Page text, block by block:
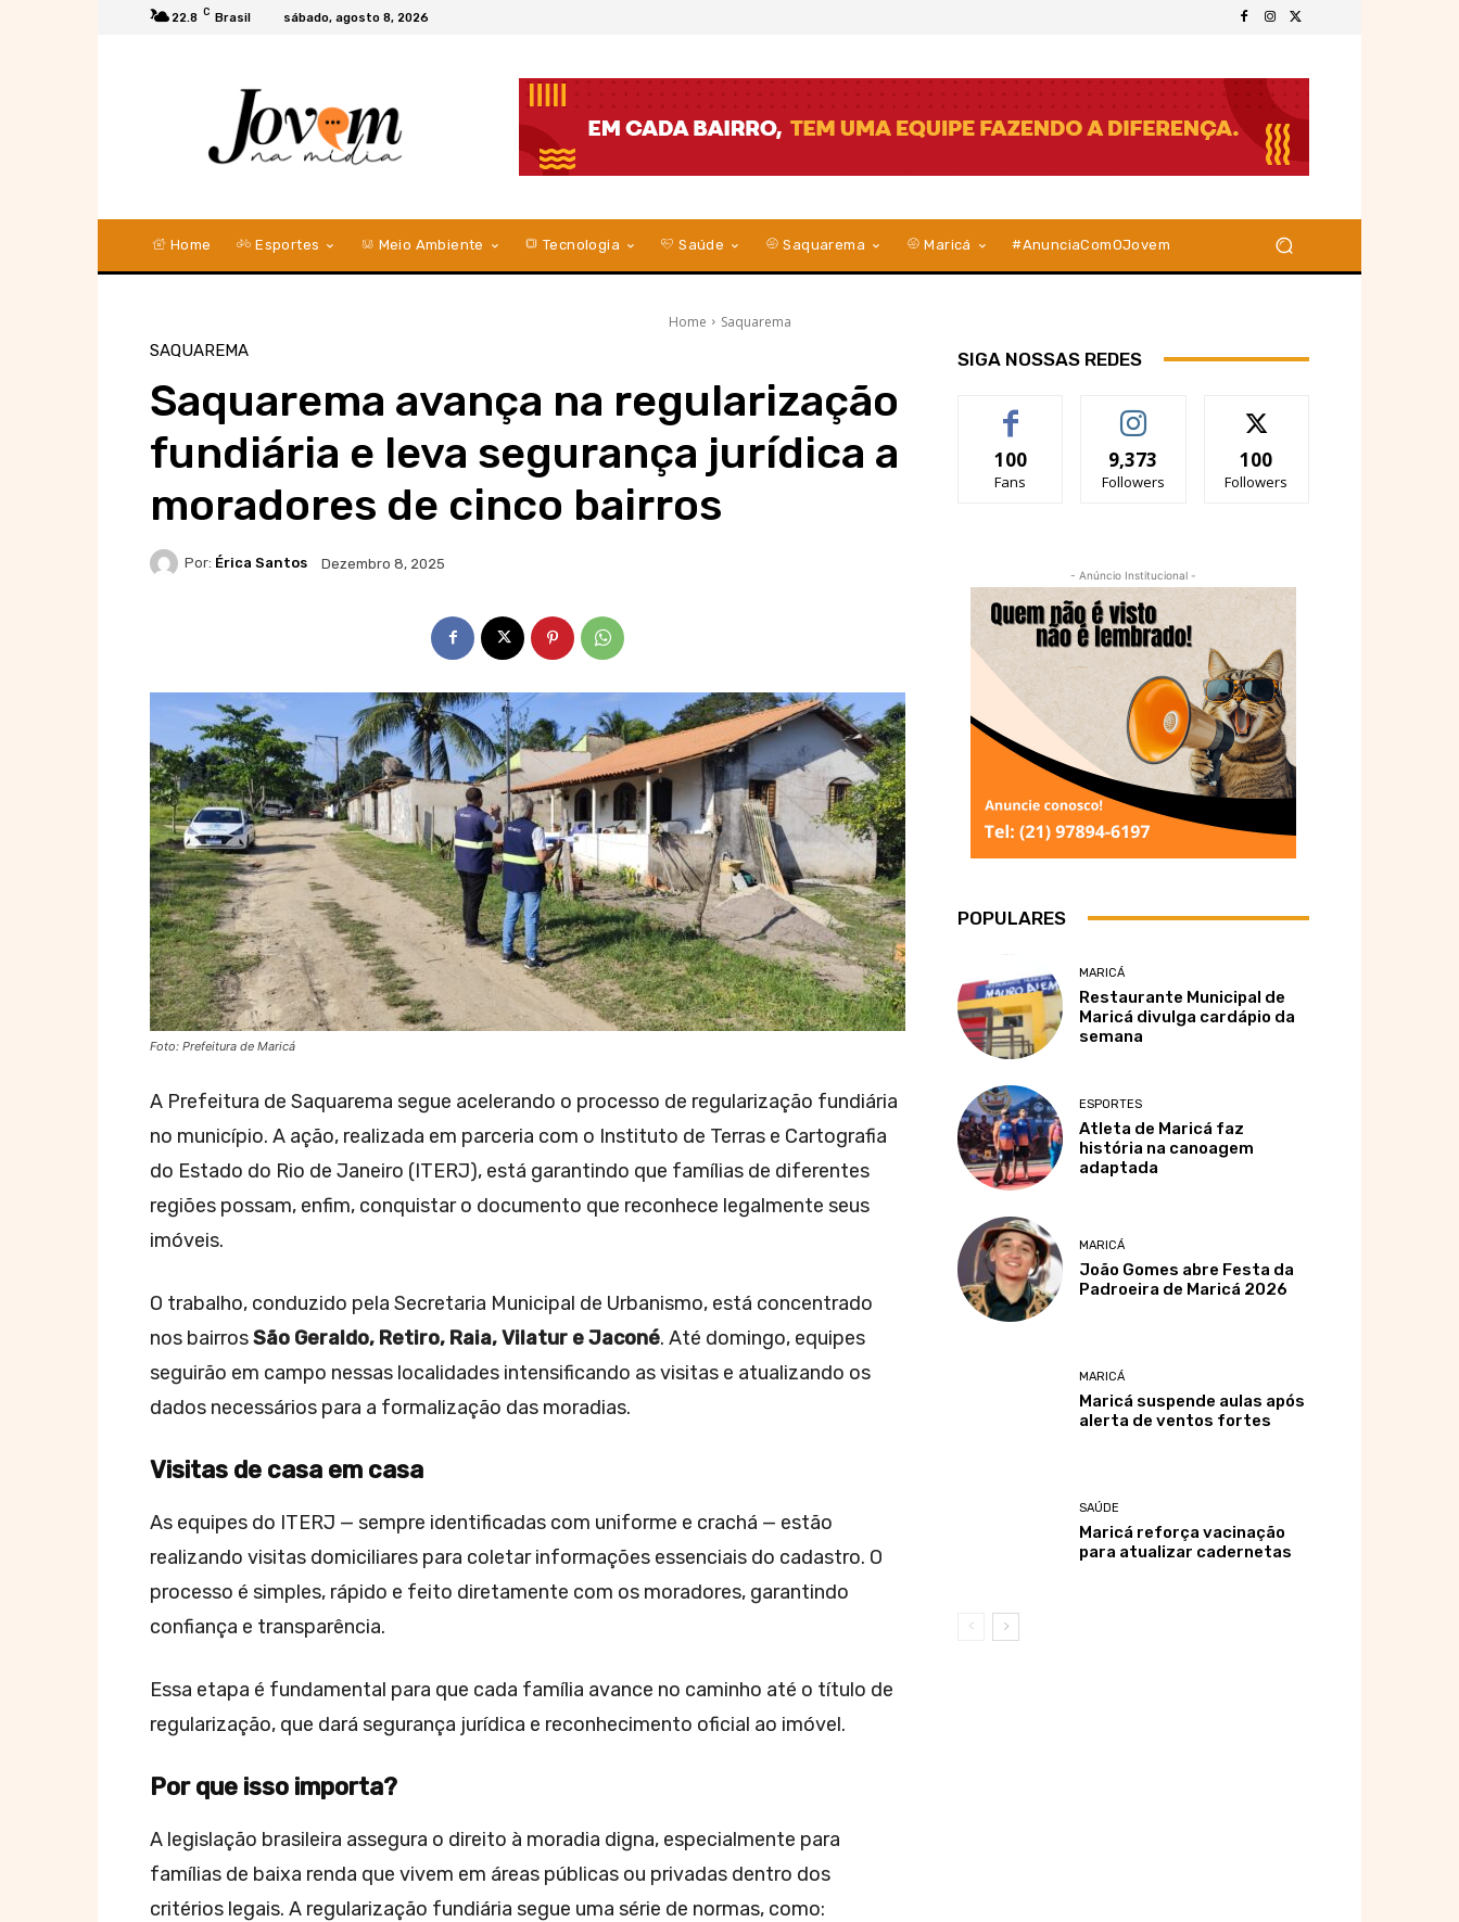
22.8 C Brasil sábado, agosto 8, 2026
Home Esportes Meio Ambiente Tecnologia Saúde Saquarema Maricá #AnunciaComOJovem
Home Saquarema
SAQUAREMA
Saquarema avança na regularização
fundiária e leva segurança jurídica a
moradores de cinco bairros
Por: Érica Santos Dezembro 8, 2025
Foto: Prefeitura de Maricá
A Prefeitura de Saquarema segue acelerando o processo de regularização fundiária
no município. A ação, realizada em parceria com o Instituto de Terras e Cartografia
do Estado do Rio de Janeiro (ITERJ), está garantindo que famílias de diferentes
regiões possam, enfim, conquistar o documento que reconhece legalmente seus
imóveis.
O trabalho, conduzido pela Secretaria Municipal de Urbanismo, está concentrado
nos bairrosSão Geraldo, Retiro, Raia, Vilatur e Jaconé. Até domingo, equipes
seguirão em campo nessas localidades intensificando as visitas e atualizando os
dados necessários para a formalização das moradias.
Visitas de casa em casa
As equipes do ITERJ — sempre identificadas com uniforme e crachá — estão
realizando visitas domiciliares para coletar informações essenciais do cadastro. O
processo é simples, rápido e feito diretamente com os moradores, garantindo
confiança e transparência.
Essa etapa é fundamental para que cada família avance no caminho até o título de
regularização, que dará segurança jurídica e reconhecimento oficial ao imóvel.
Por que isso importa?
A legislação brasileira assegura o direito à moradia digna, especialmente para
famílias de baixa renda que vivem em áreas públicas ou privadas dentro dos
critérios legais. A regularização fundiária segue uma série de normas, como:
SIGA NOSSAS REDES
100
Fans
9,373
Followers
100
Followers
- Anúncio Institucional -
POPULARES
MARICÁ
Restaurante Municipal de
Maricá divulga cardápio da
semana
ESPORTES
Atleta de Maricá faz
história na canoagem
adaptada
MARICÁ
João Gomes abre Festa da
Padroeira de Maricá 2026
MARICÁ
Maricá suspende aulas após
alerta de ventos fortes
SAÚDE
Maricá reforça vacinação
para atualizar cadernetas